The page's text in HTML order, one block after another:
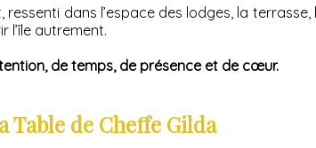
dans l’espace des lodges, la
l’île autrement.
de temps, de présence et de cœur.
Table de Cheffe Gilda